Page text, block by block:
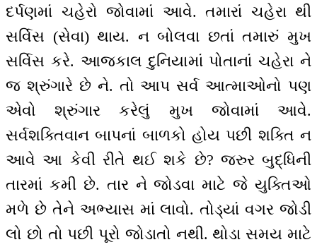
દર્પણમાં ચહેરો જોવામાં આવે. તમારાં ચહેરા થી
સર્વિસ (સેવા) થાય. ન બોલવા છતાં તમારું મુખ
સર્વિસ કરે. આજકાલ દુનિયામાં પોતાનાં ચહેરા ને
જ શ્રુંગારે છે ને. તો આપ સર્વ આત્માઓનો પણ
એવો શ્રુંગાર કરેલું મુખ જોવામાં આવે.
સર્વશક્તિવાન બાપનાં બાળકો હોય પછી શક્તિ ન
આવે આ કેવી રીતે થઈ શકે છે? જરુર બુદ્ધિની
તારમાં કમી છે. તાર ને જોડવા માટે જે યુક્તિઓ
મળે છે તેને અભ્યાસ માં લાવો. તોડ્યાં વગર જોડી
લો છો તો પછી પૂરો જોડાતો નથી. થોડા સમય માટે